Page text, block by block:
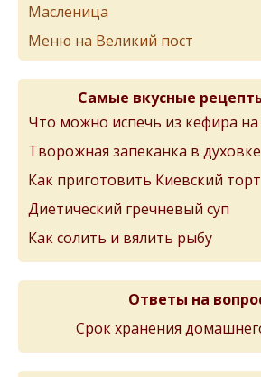
Масленица
Меню на Великий пост
Самые вкусные
Что можно испечь из кефира на
Творожная запеканка в духовке
Как приготовить Киевский торт
Диетический гречневый суп
Как солить и вялить рыбу
Ответы на
Срок хранения